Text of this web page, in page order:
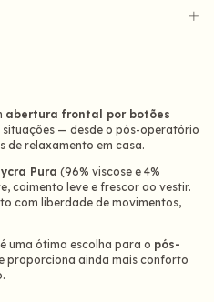
abertura frontal por botões
situações — desde o pós-operatório
de relaxamento em casa.
Pura (96% viscose e 4%
caimento leve e frescor ao vestir.
com liberdade de movimentos,
uma ótima escolha para o pós-
proporciona ainda mais conforto